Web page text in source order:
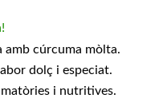
amb cúrcuma mòlta.
dolç i especiat.
i nutritives.